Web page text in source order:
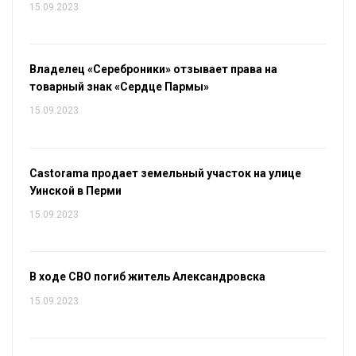
15.09.2023
Владелец «Сереброники» отзывает права на
товарный знак «Сердце Пармы»
15.09.2023
Castorama продает земельный участок на улице
Уинской в Перми
15.09.2023
В ходе СВО погиб житель Александровска
15.09.2023